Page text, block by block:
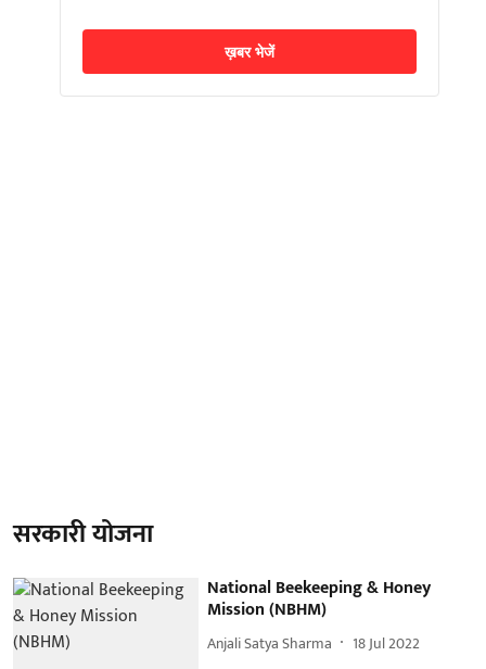
ख़बर भेजें
सरकारी योजना
National Beekeeping & Honey
Mission (NBHM)
Anjali Satya Sharma 18 Jul 2022